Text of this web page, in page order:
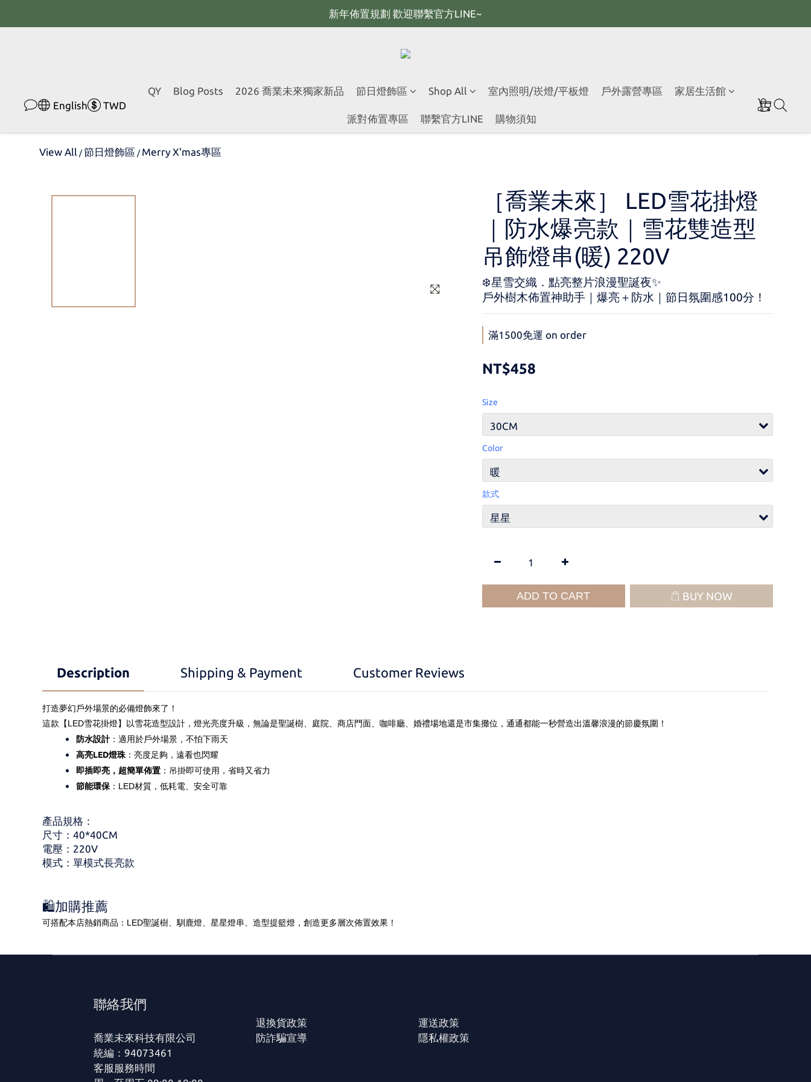
新年佈置規劃 歡迎聯繫官方LINE~
新年佈置規劃 歡迎聯繫官方LINE~
新年佈置規劃 歡迎聯繫官方LINE~
English
TWD
QY Blog Posts 2026 喬業未來獨家新品 節日燈飾區 Shop All 室內照明/崁燈/平板燈 戶外露營專區 家居生活館
派對佈置專區 聯繫官方LINE 購物須知
View All / 節日燈飾區 / Merry X'mas專區
［喬業未來］ LED雪花掛燈
｜防水爆亮款｜雪花雙造型
吊飾燈串(暖) 220V
❄️星雪交織．點亮整片浪漫聖誕夜✨
戶外樹木佈置神助手｜爆亮＋防水｜節日氛圍感100分！
滿1500免運 on order
NT$458
Size
Color
款式
ADD TO CART BUY NOW
Description Shipping & Payment Customer Reviews
打造夢幻戶外場景的必備燈飾來了！
這款【LED雪花掛燈】以雪花造型設計，燈光亮度升級，無論是聖誕樹、庭院、商店門面、咖啡廳、婚禮場地還是市集攤位，通通都能一秒營造出溫馨浪漫的節慶氛圍！
防水設計：適用於戶外場景，不怕下雨天
高亮LED燈珠 ：亮度足夠，遠看也閃耀
即插即亮，超簡單佈置 ：吊掛即可使用，省時又省力
節能環保 ：LED材質，低耗電、安全可靠
產品規格：
尺寸：40*40CM
電壓：220V
模式：單模式長亮款
🛍️加購推薦
可搭配本店熱銷商品：LED聖誕樹、馴鹿燈、星星燈串、造型提籃燈，創造更多層次佈置效果！
聯絡我們
喬業未來科技有限公司
統編：94073461
客服服務時間
退換貨政策
防詐騙宣導
運送政策
隱私權政策